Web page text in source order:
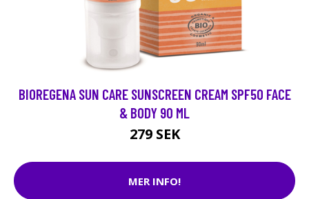
BIOREGENA SUN CARE SUNSCREEN CREAM SPF50 FACE
& BODY 90 ML
279 SEK
MER INFO!